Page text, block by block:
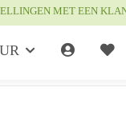
MET EEN